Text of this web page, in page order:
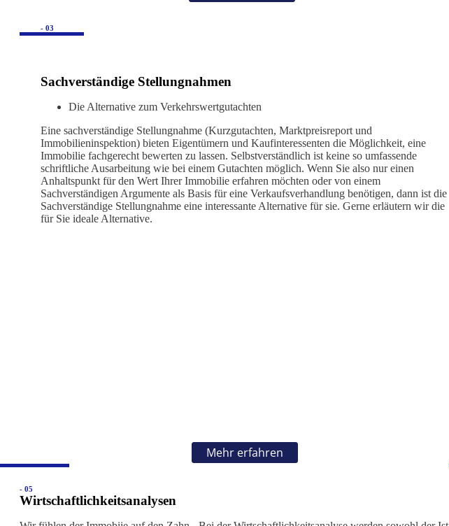
- 03
Sachverständige Stellungnahmen
Die Alternative zum Verkehrswertgutachten
Eine sachverständige Stellungnahme (Kurzgutachten, Marktpreisreport und
Immobilieninspektion) bieten Eigentümern und Kaufinteressenten die Möglichkeit, eine
Immobilie fachgerecht bewerten zu lassen. Selbstverständlich ist keine so umfassende
schriftliche Ausarbeitung wie bei einem Gutachten möglich. Wenn Sie also nur einen
Anhaltspunkt für den Wert Ihrer Immobilie erfahren möchten oder von einem
Sachverständigen Argumente als Basis für eine Verkaufsverhandlung benötigen, dann ist die
Sachverständige Stellungnahme eine interessante Alternative für sie. Gerne erläutern wir die
für Sie ideale Alternative.
Mehr erfahren
- 05
Wirtschaftlichkeitsanalysen